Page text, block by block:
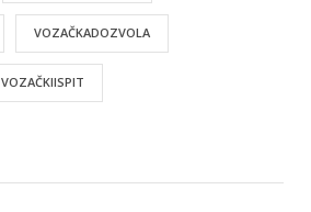
VOZAČKADOZVOLA
VOZAČKIISPIT